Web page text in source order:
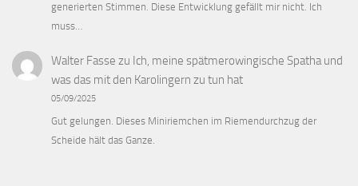
generierten Stimmen. Diese Entwicklung gefällt mir nicht. Ich
muss…
Walter Fasse zu Ich, meine spätmerowingische Spatha und
was das mit den Karolingern zu tun hat
05/09/2025
Gut gelungen. Dieses Miniriemchen im Riemendurchzug der
Scheide hält das Ganze.